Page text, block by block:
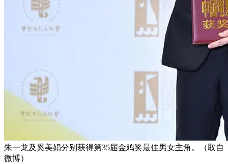
朱一龙及奚美娟分别获得第35届金鸡奖最佳男女主角。（取自
微博）